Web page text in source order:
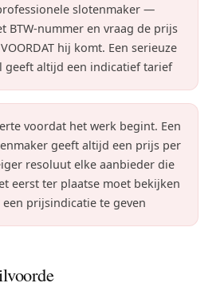
slotenmaker —
BTW-nummer en vraag de prijs
hij komt. Een serieuze
geeft altijd een indicatief tarief
voordat het werk begint. Een
geeft altijd een prijs per
resoluut elke aanbieder die
eerst ter plaatse moet bekijken
prijsindicatie te geven